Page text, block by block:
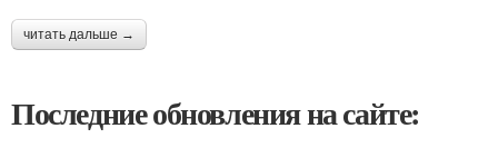
читать дальше →
Последние обновления на сайте: